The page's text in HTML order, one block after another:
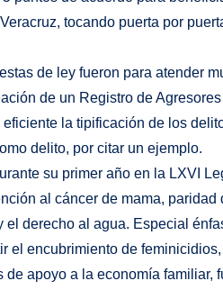
tocando puerta por
de ley fueron para atender
de un Registro de
eficiente la tipificación de los
delito, por citar un ejemplo.
su primer año en la LXVI
al cáncer de mama,
el derecho al agua. Especial
el encubrimiento de
de apoyo a la economía familiar,